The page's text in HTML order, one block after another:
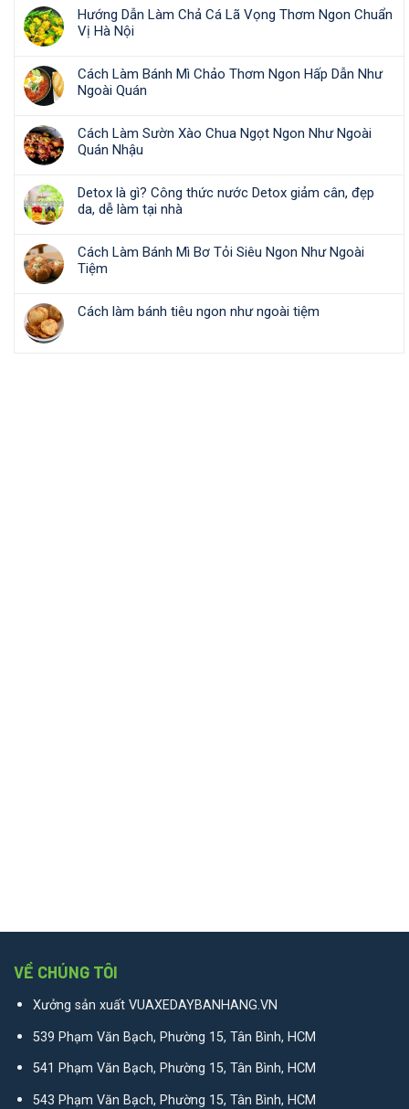
Hướng Dẫn Làm Chả Cá Lã Vọng Thơm Ngon Chuẩn
Vị Hà Nội
Cách Làm Bánh Mì Chảo Thơm Ngon Hấp Dẫn Như
Ngoài Quán
Cách Làm Sườn Xào Chua Ngọt Ngon Như Ngoài
Quán Nhậu
Detox là gì? Công thức nước Detox giảm cân, đẹp
da, dễ làm tại nhà
Cách Làm Bánh Mì Bơ Tỏi Siêu Ngon Như Ngoài
Tiệm
Cách làm bánh tiêu ngon như ngoài tiệm
VỀ CHÚNG TÔI
Xưởng sản xuất VUAXEDAYBANHANG.VN
539 Phạm Văn Bạch, Phường 15, Tân Bình, HCM
541 Phạm Văn Bạch, Phường 15, Tân Bình, HCM
543 Phạm Văn Bạch, Phường 15, Tân Bình, HCM